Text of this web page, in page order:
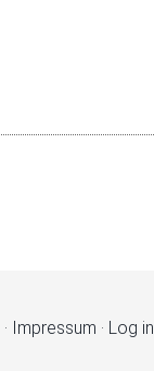
· Impressum · Log in